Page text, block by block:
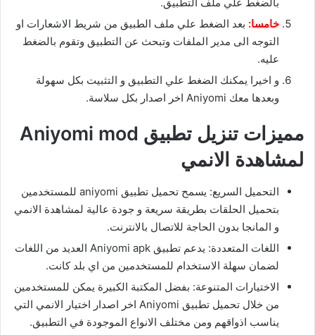
بالضغط علي ملف التطبيق.
خامسا: بعد الضغط علي ملف الطبيق من شريط الاشعارات او
التوجه الى مدير الملفات وتبحث عن التطبيق وتقوم بالضغط
عليه.
و اخيرا يمكنك الضغط علي التطبيق و التثبيت بكل سهولة
وبعدها معك Aniyomi اخر اصدار بكل سلاسة.
مميزات تنزيل تطبيق Aniyomi mod
لمشاهدة الانمي
التحميل السريع: يسمح تحميل تطبيق aniyomi للمستخدمين
بتحميل الحلقات بطريقة سريعة و جودة عالية لمشاهدة الانمي
و المانجا بدون الحاجة للاتصال بالانترنت.
اللغات المتعددة: يدعم تطبيق Aniyomi apk العديد من اللغات
لضمان سهلة الاستخدام للمستخدمين من اي بلد كانت.
الاختيارات المتنوعة: بفضل المكتبة الكبيرة يمكن للمستخدمين
من خلال تحميل تطبيق Aniyomi اخر اصدار اختيار الانمي التي
يناسب اذواقهم ومن مختلف الانواع الموجودة في التطبيق.